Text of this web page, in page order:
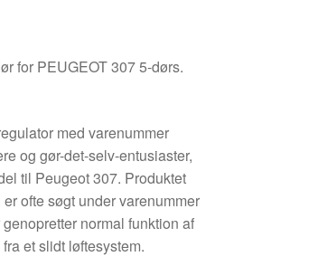
for PEUGEOT 307 5-dørs.
med varenummer
og gør-det-selv-entusiaster,
til Peugeot 307. Produktet
ofte søgt under varenummer
normal funktion af
et slidt løftesystem.